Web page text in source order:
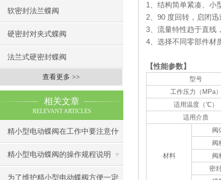
软密封法兰蝶阀
硬密封对夹式蝶阀
法兰式硬密封蝶阀
查看更多 >>
相关文章
RELEVANT ARTICLES
精小型电动蝶阀在工作中要注意什
么
精小型电动蝶阀的操作规程说明
为了维护精小型电动蝶阀方便一定
1
、结构简单紧凑、
2
90 度回转，启闭迅
3 、流量特性趋于直线
4 、选择不同零部件
【性能参数】
型号
工作压力（ MPa
适用温度（℃）
适用介质
材料
阀
阀
阀
密